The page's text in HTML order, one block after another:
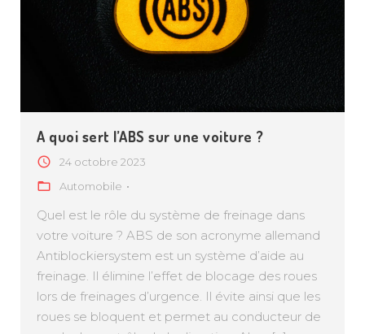
A quoi sert l’ABS sur une voiture ?
24 octobre 2023
Automobile
Quel est le rôle du système de freinage dans
votre voiture ? ABS de son acronyme allemand
Antiblockiersystem est un système d’aide au
freinage. Il élimine l’effet de blocage des roues
lors de freinages d’urgence. Il évite ainsi que les
roues se bloquent et permet au conducteur de